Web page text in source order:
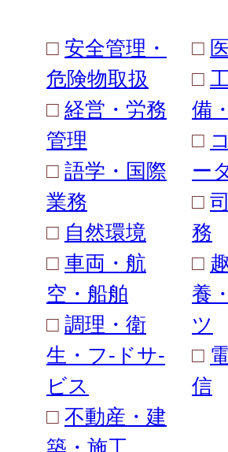
□ 安全管理・
危険物取扱
□ 経営・労務
管理
□ 語学・国際
業務
□ 自然環境
□ 車両・航
空・船舶
□ 調理・衛
生・フ-ドサ-
ビス
□ 不動産・建
築・施工
□
□
備
□
ー
□
務
□
養
ツ
□
信